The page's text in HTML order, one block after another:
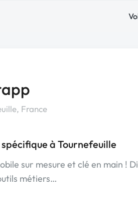
France
à Tournefeuille
sur mesure et clé en main !
métiers…